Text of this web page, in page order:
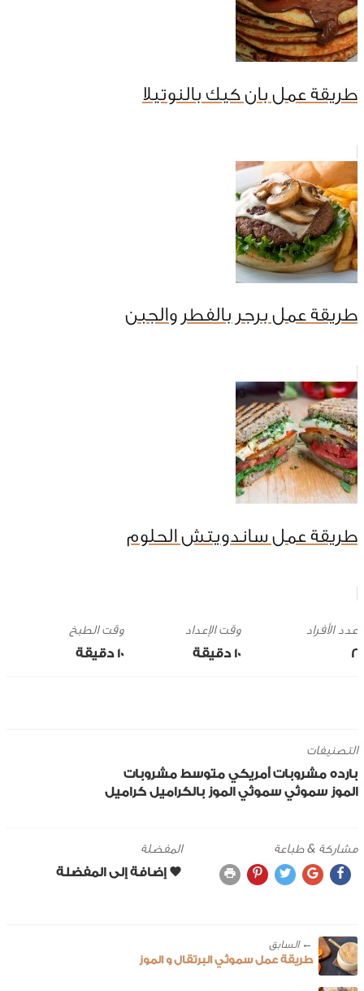
طريقة عمل بان كيك بالنوتيلا
طريقة عمل برجر بالفطر والجبن
طريقة عمل ساندويتش الحلوم
2
وقت الإعداد
10 ‎دقيقة
وقت الطبخ
10 ‎دقيقة
التصنيفات
بارده مشروبات أمريكي متوسط مشروبات
الموز سموثي سموثي الموز بالكراميل كراميل
مشاركة & طباعة المفضلة
← ‎السابق
طريقة عمل سموثي البرتقال و الموز